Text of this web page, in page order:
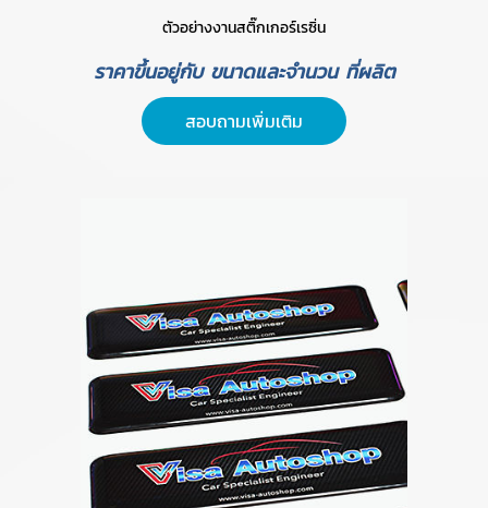
ตัวอย่างงานสติ๊กเกอร์เรซิ่น
ราคาขึ้นอยู่กับ ขนาดและจำนวน ที่ผลิต
สอบถามเพิ่มเติม